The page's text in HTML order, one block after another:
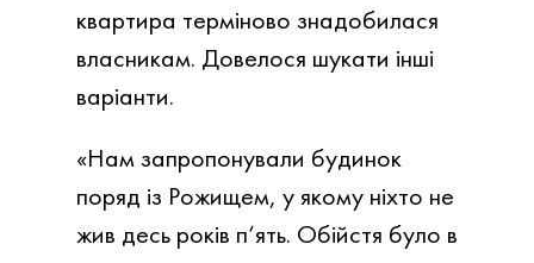
квартира терміново знадобилася
власникам. Довелося шукати інші
варіанти.
«Нам запропонували будинок
поряд із Рожищем, у якому ніхто не
жив десь років п‘ять. Обійстя було в